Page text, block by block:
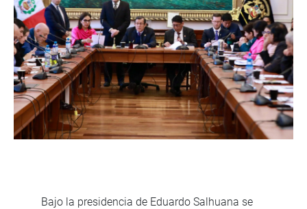
Bajo la presidencia de Eduardo Salhuana se